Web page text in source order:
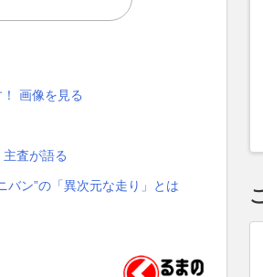
画像を見る
査が語る
バン”の「異次元な走り」とは